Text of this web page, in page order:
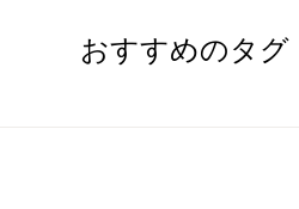
おすすめのタグ